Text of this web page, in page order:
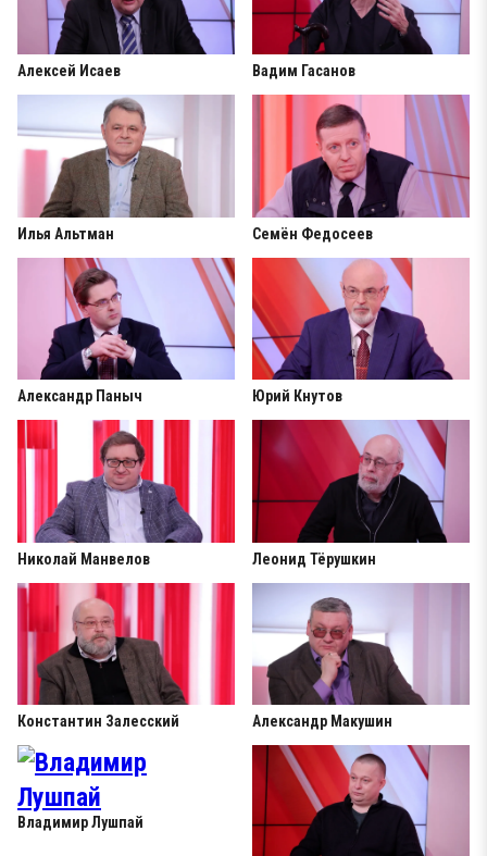
Алексей Исаев Вадим Гасанов
Илья Альтман Семён Федосеев
Александр Паныч Юрий Кнутов
Николай Манвелов Леонид Тёрушкин
Константин Залесский Александр Макушин
Владимир Лушпай